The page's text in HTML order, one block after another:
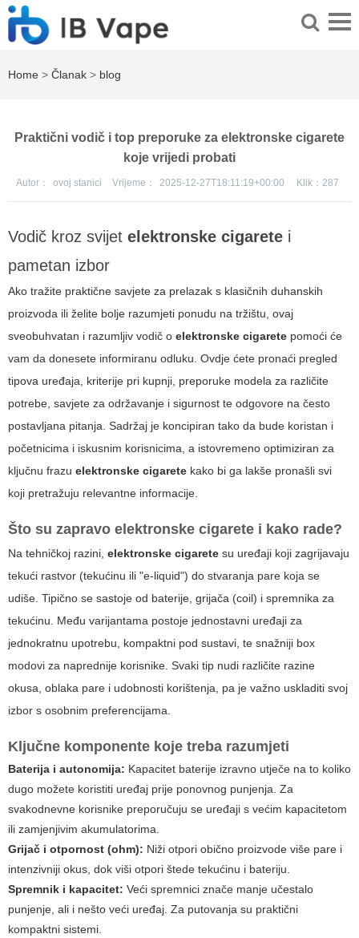
Home > Članak > blog
Praktični vodič i top preporuke za elektronske cigarete
koje vrijedi probati
Autor： ovoj stanici Vrijeme： 2025-12-27T18:11:19+00:00 Klik： 287
Vodič kroz svijet elektronske cigarete i
pametan izbor
Ako tražite praktične savjete za prelazak s klasičnih duhanskih
proizvoda ili želite bolje razumjeti ponudu na tržištu, ovaj
sveobuhvatan i razumljiv vodič o elektronske cigarete pomoći će
vam da donesete informiranu odluku. Ovdje ćete pronaći pregled
tipova uređaja, kriterije pri kupnji, preporuke modela za različite
potrebe, savjete za održavanje i sigurnost te odgovore na često
postavljana pitanja. Sadržaj je koncipiran tako da bude koristan i
početnicima i iskusnim korisnicima, a istovremeno optimiziran za
ključnu frazu elektronske cigarete kako bi ga lakše pronašli svi
koji pretražuju relevantne informacije.
Što su zapravo elektronske cigarete i kako rade?
Na tehničkoj razini, elektronske cigarete su uređaji koji zagrijavaju
tekući rastvor (tekućinu ili "e-liquid") do stvaranja pare koja se
udiše. Tipično se sastoje od baterije, grijača (coil) i spremnika za
tekućinu. Među varijantama postoje jednostavni uređaji za
jednokratnu upotrebu, kompaktni pod sustavi, te snažniji box
modovi za naprednije korisnike. Svaki tip nudi različite razine
okusa, oblaka pare i udobnosti korištenja, pa je važno uskladiti svoj
izbor s osobnim preferencijama.
Ključne komponente koje treba razumjeti
Baterija i autonomija: Kapacitet baterije izravno utječe na to koliko
dugo možete koristiti uređaj prije ponovnog punjenja. Za
svakodnevne korisnike preporučuju se uređaji s većim kapacitetom
ili zamjenjivim akumulatorima.
Grijač i otpornost (ohm): Niži otpori obično proizvode više pare i
intenzivniji okus, dok viši otpori štede tekućinu i bateriju.
Spremnik i kapacitet: Veći spremnici znače manje učestalo
punjenje, ali i nešto veći uređaj. Za putovanja su praktični
kompaktni sistemi.